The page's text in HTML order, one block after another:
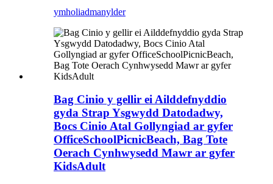
ymholiadmanylder
Bag Cinio y gellir ei Ailddefnyddio
gyda Strap Ysgwydd Datodadwy,
Bocs Cinio Atal Gollyngiad ar gyfer
OfficeSchoolPicnicBeach, Bag Tote
Oerach Cynhwysedd Mawr ar gyfer
KidsAdult